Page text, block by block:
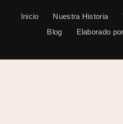
Inicio Nuestra Historia
Blog
Elaborado